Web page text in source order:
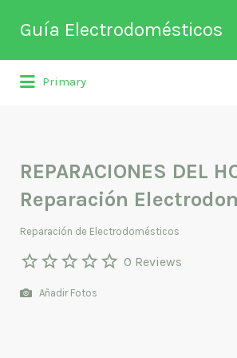
Guía Electrodomésticos
Directorio de empresas
Buscar
por:
Primary
por:
REPARACIONES DEL
Reparación
Reparación de Electrodomésticos
0 Reviews
Añadir Fotos